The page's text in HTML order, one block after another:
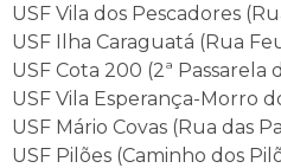
USF Vila dos Pescadores
USF Ilha Caraguatá (Rua
USF Cota 200 (2ª Passarela
USF Vila Esperança-Morro
USF Mário Covas (Rua das
USF Pilões (Caminho dos